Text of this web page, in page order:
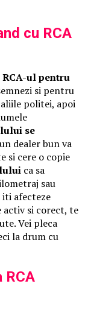
cu RCA
RCA-ul pentru
si pentru
politei, apoi
se
dealer bun va
si cere o copie
ca sa
sau
iti afecteze
activ si corect, te
Vei pleca
la drum cu
RCA